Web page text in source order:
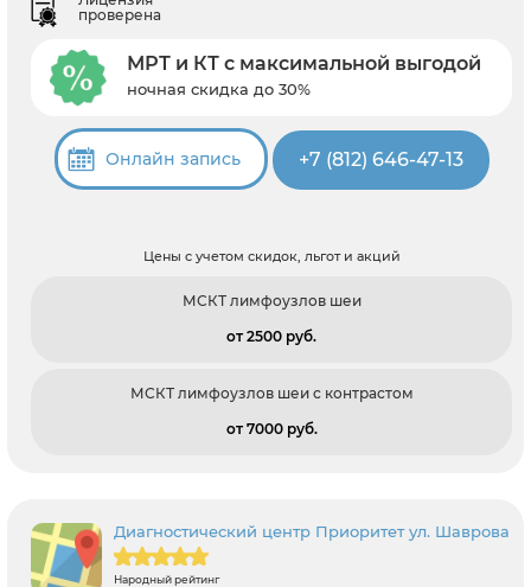
проверена
МРТ и КТ с максимальной выгодой
ночная скидка до 30%
Онлайн запись +7 (812) 646-47-13
Цены с учетом скидок, льгот и акций
МСКТ лимфоузлов шеи
от 2500 pуб.
МСКТ лимфоузлов шеи с контрастом
от 7000 pуб.
Диагностический центр Приоритет ул. Шаврова
Народный рейтинг